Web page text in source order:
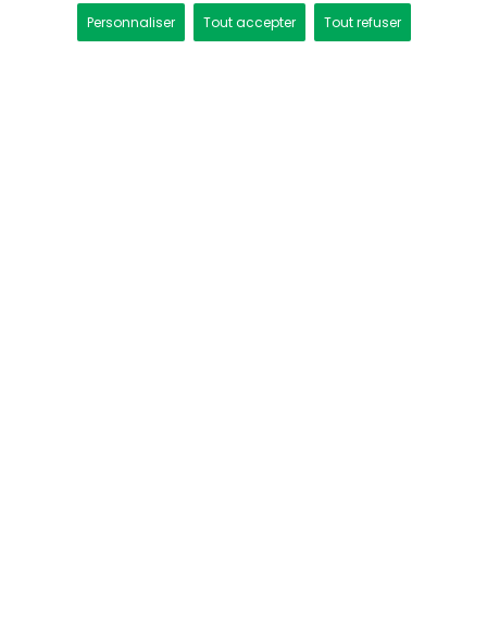
Personnaliser Tout accepter Tout refuser